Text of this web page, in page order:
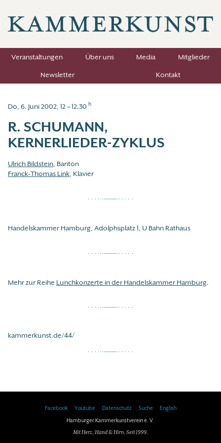
Veranstaltungen Über uns Media
Mitglieder
Newsletter
Kontakt
Do, 6. Juni 2002, 12 – 12.30 h
R. SCHUMANN,
KERNERLIEDER-ZYKLUS
Ulrich Bildstein, Bariton
Franck-Thomas Link, Klavier
Handelskammer Hamburg, Adolphsplatz 1, U Bahn Rathaus
Mehr zur Reihe Lunchkonzerte in der Handelskammer Hamburg.
kammerkunst.de/44/
Facebook Youtube Datenschutz Suche
English
Hamburger Kammerkunstverein e. V.
Mit Herz, Hand & Hirn. Seit 1999.